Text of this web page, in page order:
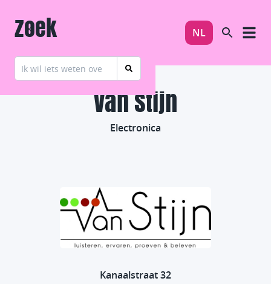
NL
Zoek
Van Stijn
Electronica
Kanaalstraat 32